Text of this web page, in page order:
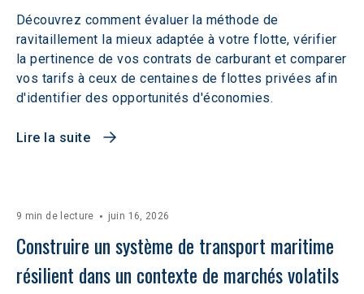
Découvrez comment évaluer la méthode de
ravitaillement la mieux adaptée à votre flotte, vérifier
la pertinence de vos contrats de carburant et comparer
vos tarifs à ceux de centaines de flottes privées afin
d'identifier des opportunités d'économies.
Lire la suite
9 min de lecture juin 16, 2026
Construire un système de transport maritime
résilient dans un contexte de marchés volatils